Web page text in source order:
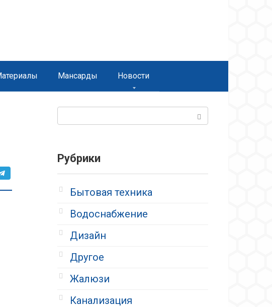
Мансарды Новости
Рубрики
Бытовая техника
Водоснабжение
Дизайн
Другое
Жалюзи
Канализация